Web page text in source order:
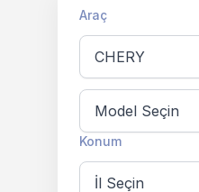
Araç
Konum